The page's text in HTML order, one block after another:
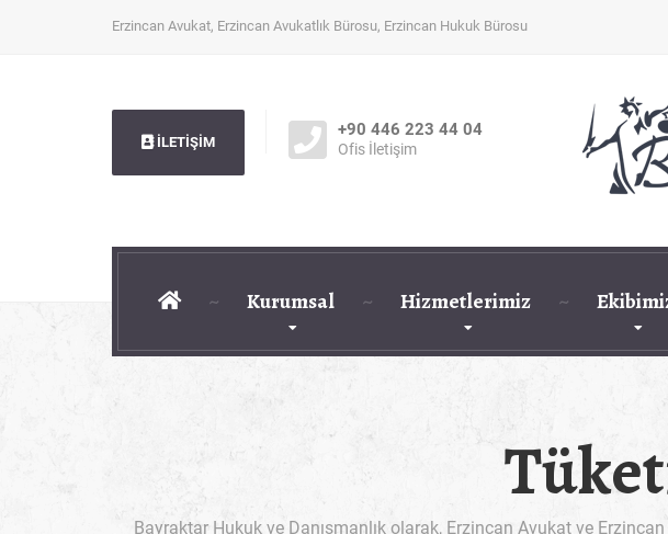
Erzincan Avukat, Erzincan Avukatlık Bürosu, Erzincan Hukuk Bürosu
İLETİŞİM
+90 446 223 44 04
Ofis İletişim
Kurumsal Hizmetlerimiz
Bayraktar Hukuk ve Danışmanlık olarak, Erzincan Avukat ve